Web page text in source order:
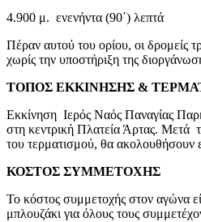
4.900 μ. ενενήντα (90΄) λεπτά
Πέραν αυτού του ορίου, οι δρομείς
χωρίς την υποστήριξη της
ΤΟΠΟΣ ΕΚΚΙΝΗΣΗΣ &
Εκκίνηση Ιερός Ναός Παναγίας
στη κεντρική Πλατεία Άρτας. Μετά
του τερματισμού, θα ακολουθήσουν
ΚΟΣΤΟΣ ΣΥΜΜΕΤΟΧΗΣ
Το κόστος συμμετοχής στον αγώνα
μπλουζάκι για όλους τους